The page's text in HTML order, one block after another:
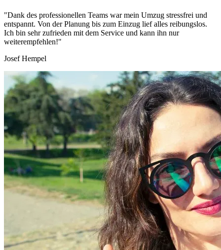
"Dank des professionellen Teams war mein Umzug stressfrei und
entspannt. Von der Planung bis zum Einzug lief alles reibungslos.
Ich bin sehr zufrieden mit dem Service und kann ihn nur
weiterempfehlen!"
Josef Hempel